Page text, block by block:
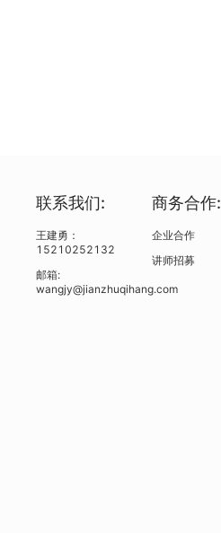
联系我们:
王建勇：
15210252132
邮箱:
wangjy@jianzhuqihang.com
商务合作:
企业合作
讲师招募